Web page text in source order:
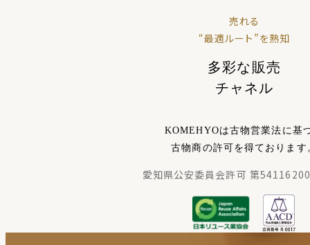
売れる
“最適ルート”を熟知
多彩な販売
チャネル
KOMEHYOは古物営業法に基
古物商の許可を得ております
愛知県公安委員会許可 第